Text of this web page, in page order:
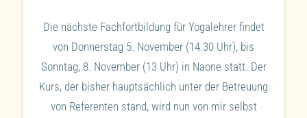
Die nächste Fachfortbildung für Yogalehrer findet
von Donnerstag 5. November (14.30 Uhr), bis
Sonntag, 8. November (13 Uhr) in Naone statt. Der
Kurs, der bisher hauptsächlich unter der Betreuung
von Referenten stand, wird nun von mir selbst